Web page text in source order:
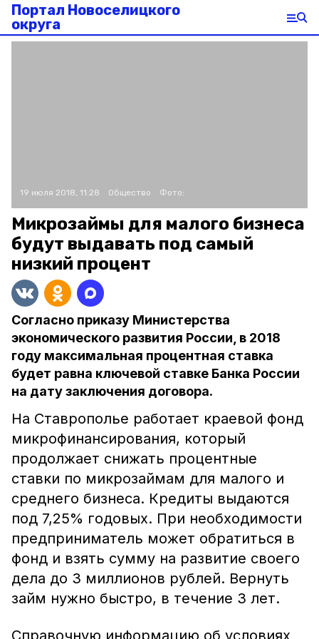
Портал Новоселицкого
округа
19 июля 2018, 11:28 Общество Фото:
Микрозаймы для малого бизнеса
будут выдавать под самый
низкий процент
Согласно приказу Министерства
экономического развития России, в 2018
году максимальная процентная ставка
будет равна ключевой ставке Банка России
на дату заключения договора.
На Ставрополье работает краевой фонд
микрофинансирования, который
продолжает снижать процентные
ставки по микрозаймам для малого и
среднего бизнеса. Кредиты выдаются
под 7,25% годовых. При необходимости
предприниматель может обратиться в
фонд и взять сумму на развитие своего
дела до 3 миллионов рублей. Вернуть
займ нужно быстро, в течение 3 лет.
Справочную информацию об условиях